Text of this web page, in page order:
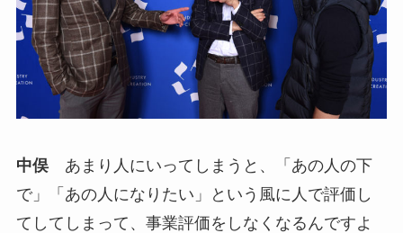
中俣あまり人にいってしまうと、「あの人の下
で」「あの人になりたい」という風に人で評価し
てしてしまって、事業評価をしなくなるんですよ